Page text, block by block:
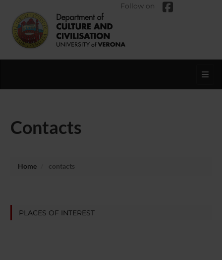
Follow on
Contacts
Home contacts
PLACES OF INTEREST